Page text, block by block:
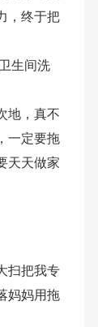
，终于把
生间洗
地，真不
一定要拖
天天做家
扫把我专
妈妈用拖